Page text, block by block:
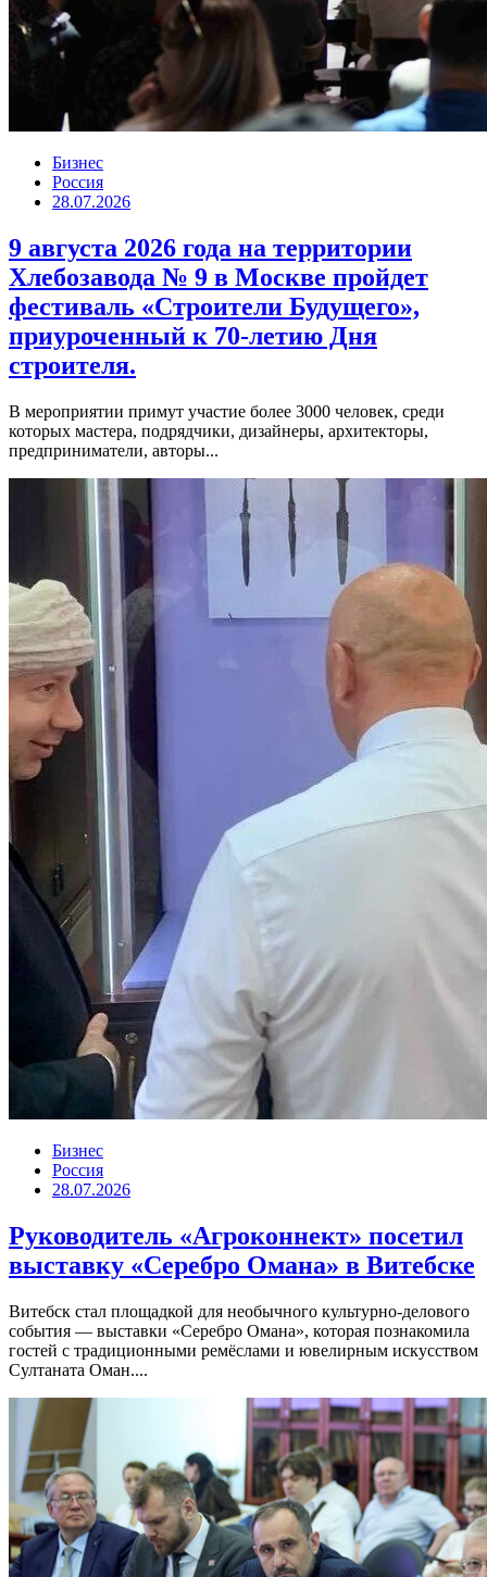
Бизнес
Россия
28.07.2026
9 августа 2026 года на территории
Хлебозавода № 9 в Москве пройдет
фестиваль «Строители Будущего»,
приуроченный к 70-летию Дня
строителя.
В мероприятии примут участие более 3000 человек, среди
которых мастера, подрядчики, дизайнеры, архитекторы,
предприниматели, авторы...
Бизнес
Россия
28.07.2026
Руководитель «Агроконнект» посетил
выставку «Серебро Омана» в Витебске
Витебск стал площадкой для необычного культурно-делового
события — выставки «Серебро Омана», которая познакомила
гостей с традиционными ремёслами и ювелирным искусством
Султаната Оман....